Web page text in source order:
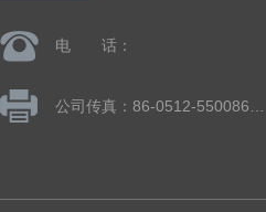
电 话：